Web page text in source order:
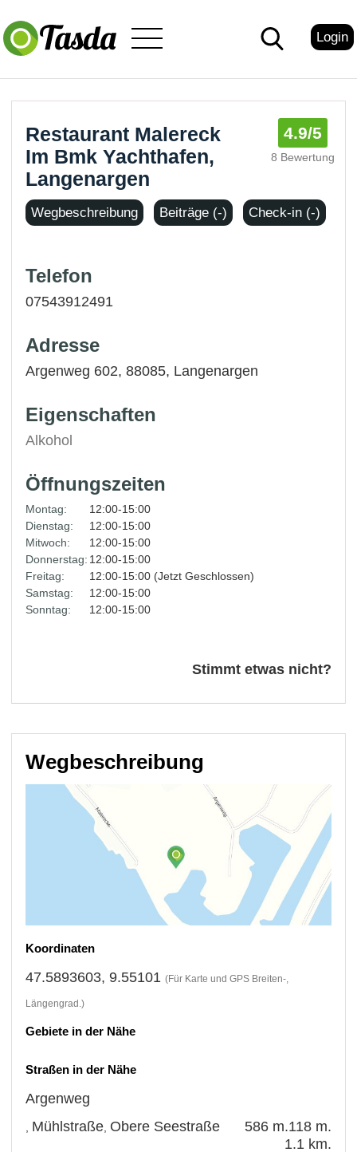
Login
Restaurant Malereck
Im Bmk Yachthafen,
Langenargen
4.9/5
8 Bewertung
Wegbeschreibung Beiträge (-) Check-in (-)
Telefon
07543912491
Adresse
Argenweg 602, 88085, Langenargen
Eigenschaften
Alkohol
Öffnungszeiten
Montag:
12:00-15:00
Dienstag:
12:00-15:00
Mitwoch:
12:00-15:00
Donnerstag: 12:00-15:00
Freitag:
12:00-15:00 (Jetzt Geschlossen)
Samstag:
12:00-15:00
Sonntag:
12:00-15:00
Stimmt etwas nicht?
Wegbeschreibung
Koordinaten
47.5893603, 9.55101 (Für Karte und GPS Breiten-,
Längengrad.)
Gebiete in der Nähe
Straßen in der Nähe
Argenweg
118 m.
Mühlstraße 586 m.
Obere Seestraße
1.1 km.